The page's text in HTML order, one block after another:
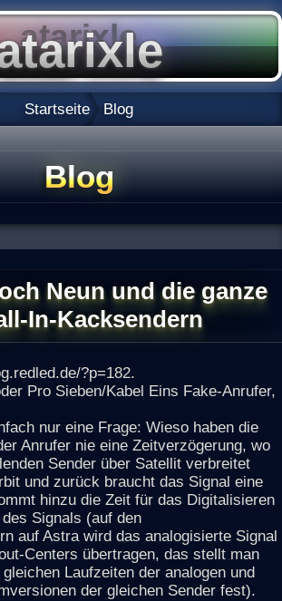
Startseite Blog
Blog
Neun und die ganze
In-Kacksendern
?p=182.
Pro Sieben/Kabel Eins Fake-Anrufer,
nur eine Frage: Wieso haben die
Anrufer nie eine Zeitverzögerung, wo
Sender über Satellit verbreitet
und zurück braucht das Signal eine
hinzu die Zeit für das Digitalisieren
Signals (auf den
auf Astra wird das analogisierte Signal
Centers übertragen, das stellt man
Laufzeiten der analogen und
der gleichen Sender fest).